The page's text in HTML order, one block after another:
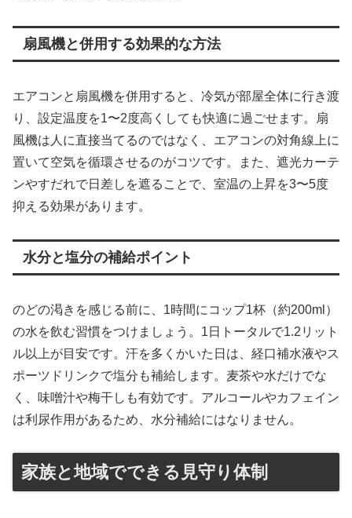
扇風機と併用する効果的な方法
エアコンと扇風機を併用すると、冷気が部屋全体に行き渡
り、設定温度を1〜2度高くしても快適に過ごせます。扇
風機は人に直接当てるのではなく、エアコンの対角線上に
置いて空気を循環させるのがコツです。また、遮光カーテ
ンやすだれで日差しを遮ることで、室温の上昇を3〜5度
抑える効果があります。
水分と塩分の補給ポイント
のどの渇きを感じる前に、1時間にコップ1杯（約200ml）
の水を飲む習慣をつけましょう。1日トータルで1.2リット
ル以上が目安です。汗を多くかいた日は、経口補水液やス
ポーツドリンクで塩分も補給します。麦茶や水だけでな
く、味噌汁や梅干しも有効です。アルコールやカフェイン
は利尿作用があるため、水分補給にはなりません。
家族と地域でできる見守り体制